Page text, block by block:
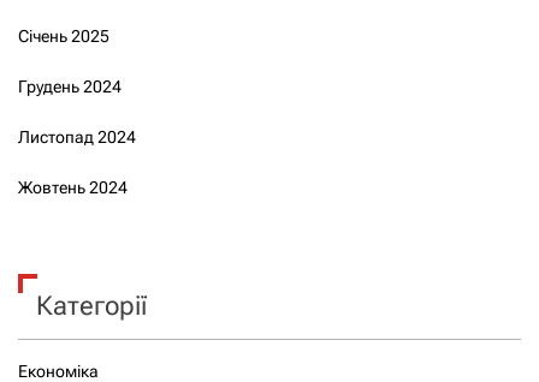
Січень 2025
Грудень 2024
Листопад 2024
Жовтень 2024
Категорії
Економіка